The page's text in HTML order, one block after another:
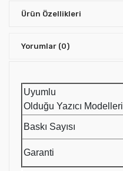
Ürün Özellikleri
Yorumlar (0)
Uyumlu
Olduğu Yazıcı Modelleri
Baskı Sayısı
Garanti